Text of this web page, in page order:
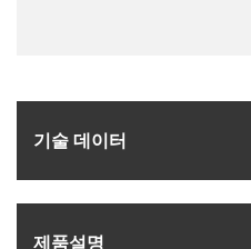
기술 데이터
제품­설명